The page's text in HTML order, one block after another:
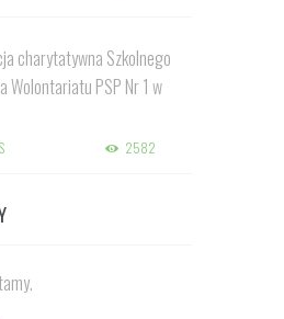
charytatywna Szkolnego
Wolontariatu PSP Nr 1 w
2582